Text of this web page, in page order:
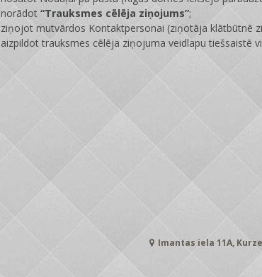
norādot “Trauksmes cēlēja ziņojums”;
ziņojot mutvārdos Kontaktpersonai (ziņotāja klātbūtnē
aizpildot trauksmes cēlēja ziņojuma veidlapu tiešsaistē
Imantas iela 11A,